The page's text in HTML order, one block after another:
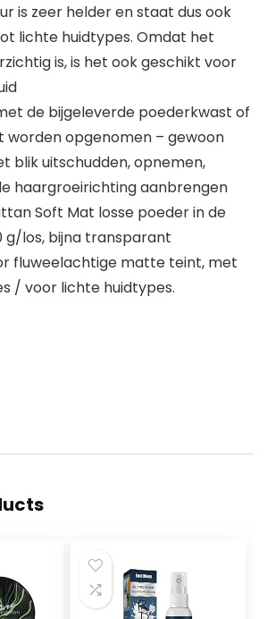
is zeer helder en staat dus ook
lichte huidtypes. Omdat het
is, is het ook geschikt voor
de bijgeleverde poederkwast of
worden opgenomen – gewoon
blik uitschudden, opnemen,
haargroeirichting aanbrengen
Soft Mat losse poeder in de
g/los, bijna transparant
fluweelachtige matte teint, met
/ voor lichte huidtypes.